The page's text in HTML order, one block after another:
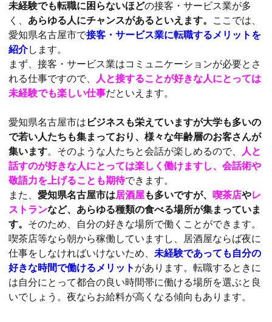
未経験でも転職に困らないほどの接客・サービス業が多
く、 あらゆる人にチャンスがあるといえます。
ここでは、
愛知県名古屋市で接客・サービス業に転職するメリットを
紹介します。
まず、接客・サービス業はコミュニケーションが必要とさ
れる仕事ですので、
人と接することが好きな人にとっては
未経験でも楽しい仕事だといえます。
愛知県名古屋市は ビジネスも栄えていますが大学も多いの
で若い人たちも集まっており、様々な年齢層のお客さんが
集います。そのような人たちと会話が楽しめるので、
人と
話すのが好きな人にとっては楽しく働けますし、会話術や
敬語力を上げることも期待できます。
また、 愛知県名古屋市は居酒屋も多いですが、 喫茶店やレ
ストランなど、あらゆる種類の食べる場所が集まっていま
す。 そのため、自分の好きな場所で働くことができます。
喫茶店等なら朝から稼働していますし、居酒屋ならば夜に
仕事をしなければいけないため、 未経験であっても自分の
好きな時間で働けるメリット があります。転職するときに
は自分にとって都合の良い時間帯に働ける場所を選ぶと良
いでしょう。夜ならお給料が高くなる傾向もあります。